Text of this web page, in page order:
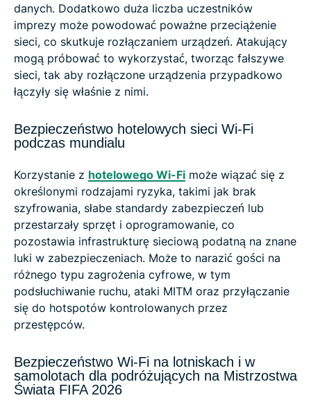
danych. Dodatkowo duża liczba uczestników
imprezy może powodować poważne przeciążenie
sieci, co skutkuje rozłączaniem urządzeń. Atakujący
mogą próbować to wykorzystać, tworząc fałszywe
sieci, tak aby rozłączone urządzenia przypadkowo
łączyły się właśnie z nimi.
Bezpieczeństwo hotelowych sieci Wi-Fi
podczas mundialu
Korzystanie z hotelowego Wi-Fi może wiązać się z
określonymi rodzajami ryzyka, takimi jak brak
szyfrowania, słabe standardy zabezpieczeń lub
przestarzały sprzęt i oprogramowanie, co
pozostawia infrastrukturę sieciową podatną na znane
luki w zabezpieczeniach. Może to narazić gości na
różnego typu zagrożenia cyfrowe, w tym
podsłuchiwanie ruchu, ataki MITM oraz przyłączanie
się do hotspotów kontrolowanych przez
przestępców.
Bezpieczeństwo Wi-Fi na lotniskach i w
samolotach dla podróżujących na Mistrzostwa
Świata FIFA 2026